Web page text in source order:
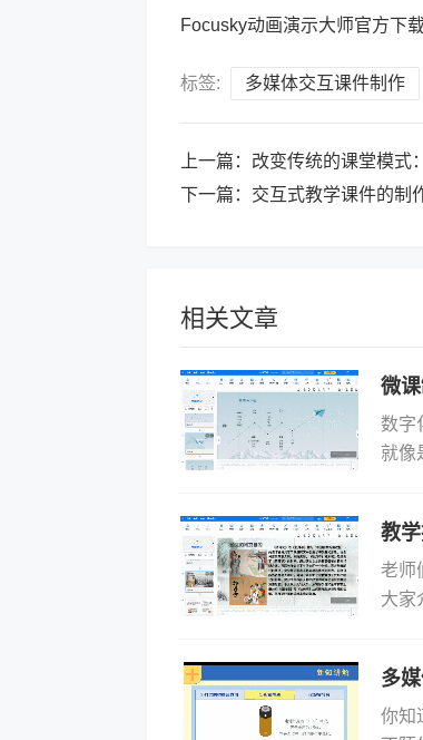
Focusky动画演示大师官方下载
标签: 多媒体交互课件制作
上一篇： 改变传统的课堂模式
下一篇： 交互式教学课件的制
相关文章
微
数字
就像
教
老师
大家
多
你知